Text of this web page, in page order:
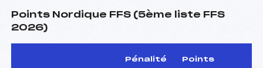
Points Nordique FFS (5ème liste FFS
2026)
Pénalité Points